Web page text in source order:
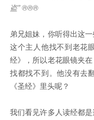
盗” ®®®
弟兄姐妹，你听得出这
这个主人他找不到老花
经》，所以老花眼镜夹
找都找不到。他没有去
《圣经》里头呢？
我们看见许多人读经都